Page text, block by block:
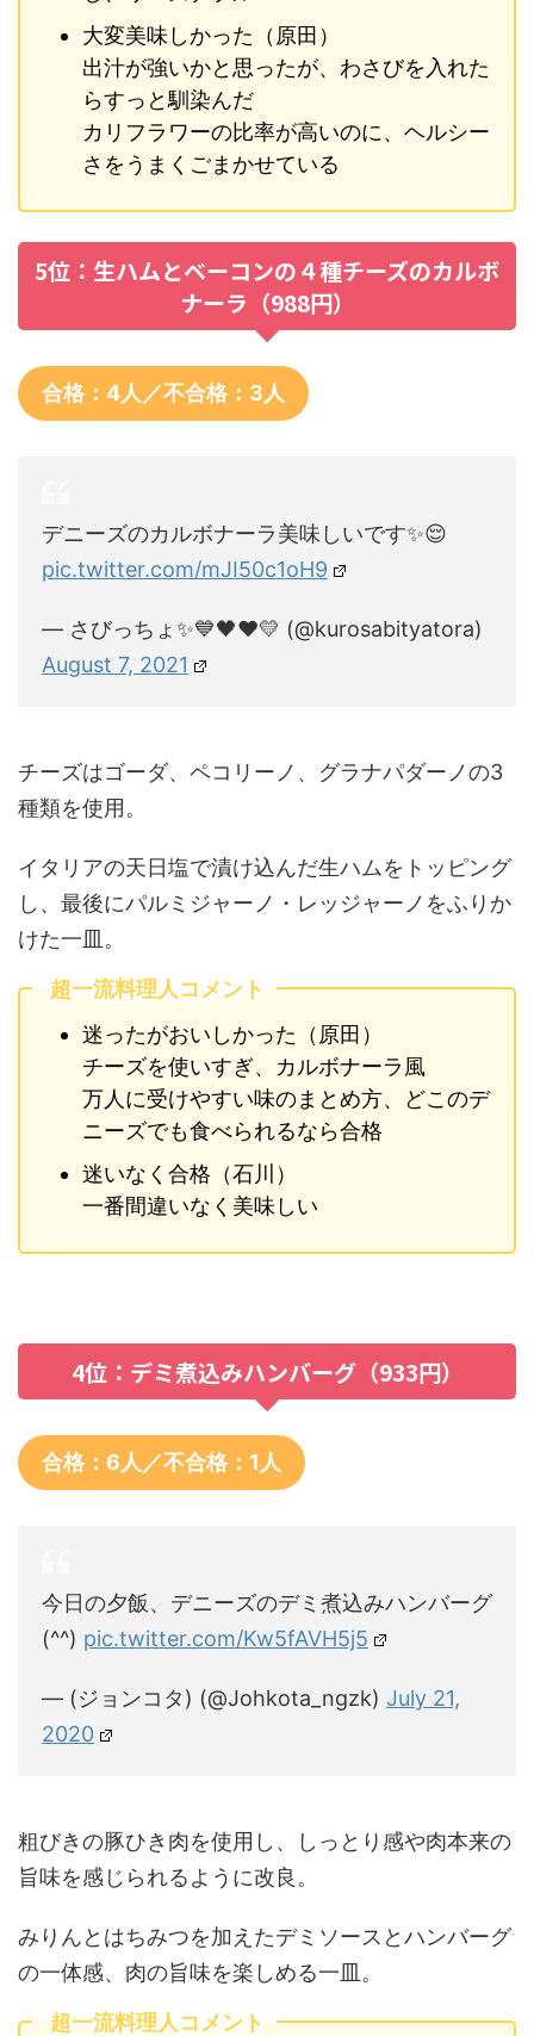
大変美味しかった（原田）
出汁が強いかと思ったが、わさびを入れた
らすっと馴染んだ
カリフラワーの比率が高いのに、ヘルシー
さをうまくごまかせている
5位：生ハムとベーコンの４種チーズのカルボ
ナーラ（988円）
合格：4人／不合格：3人
デニーズのカルボナーラ美味しいです✨😌
pic.twitter.com/mJI50c1oH9
— さびっちょ✨💙🖤❤️💛 (@kurosabityatora)
August 7, 2021
チーズはゴーダ、ペコリーノ、グラナパダーノの3
種類を使用。
イタリアの天日塩で漬け込んだ生ハムをトッピング
し、最後にパルミジャーノ・レッジャーノをふりか
けた一皿。
超一流料理人コメント
迷ったがおいしかった（原田）
チーズを使いすぎ、カルボナーラ風
万人に受けやすい味のまとめ方、どこのデ
ニーズでも食べられるなら合格
迷いなく合格（石川）
一番間違いなく美味しい
4位：デミ煮込みハンバーグ（933円）
合格：6人／不合格：1人
今日の夕飯、デニーズのデミ煮込みハンバーグ
(^^) pic.twitter.com/Kw5fAVH5j5
— (ジョンコタ) (@Johkota_ngzk) July 21,
2020
粗びきの豚ひき肉を使用し、しっとり感や肉本来の
旨味を感じられるように改良。
みりんとはちみつを加えたデミソースとハンバーグ
の一体感、肉の旨味を楽しめる一皿。
超一流料理人コメント